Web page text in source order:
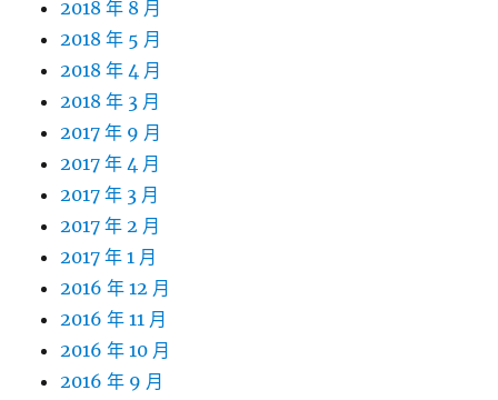
2018 年 8 月
2018 年 5 月
2018 年 4 月
2018 年 3 月
2017 年 9 月
2017 年 4 月
2017 年 3 月
2017 年 2 月
2017 年 1 月
2016 年 12 月
2016 年 11 月
2016 年 10 月
2016 年 9 月